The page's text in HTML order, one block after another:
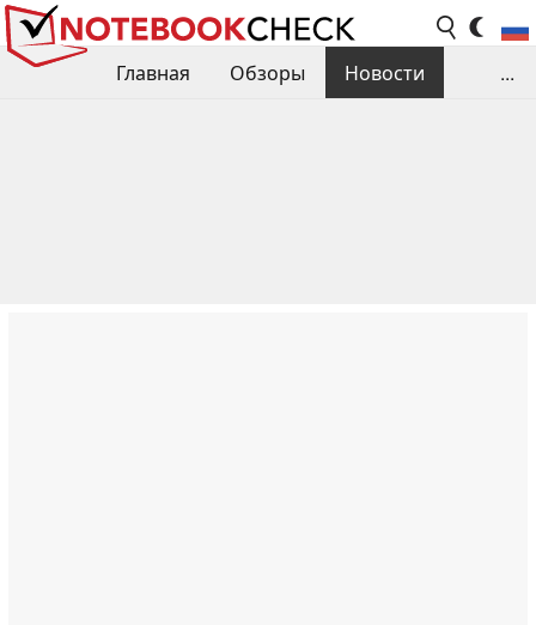
Главная Обзоры
Новости
...